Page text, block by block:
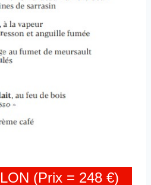
(Prix = 248 €)